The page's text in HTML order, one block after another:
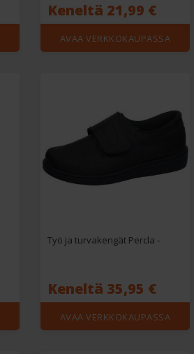
Keneltä 21,99 €
AVAA VERKKOKAUPASSA
Työ ja turvakengät Percla -
Keneltä 35,95 €
AVAA VERKKOKAUPASSA